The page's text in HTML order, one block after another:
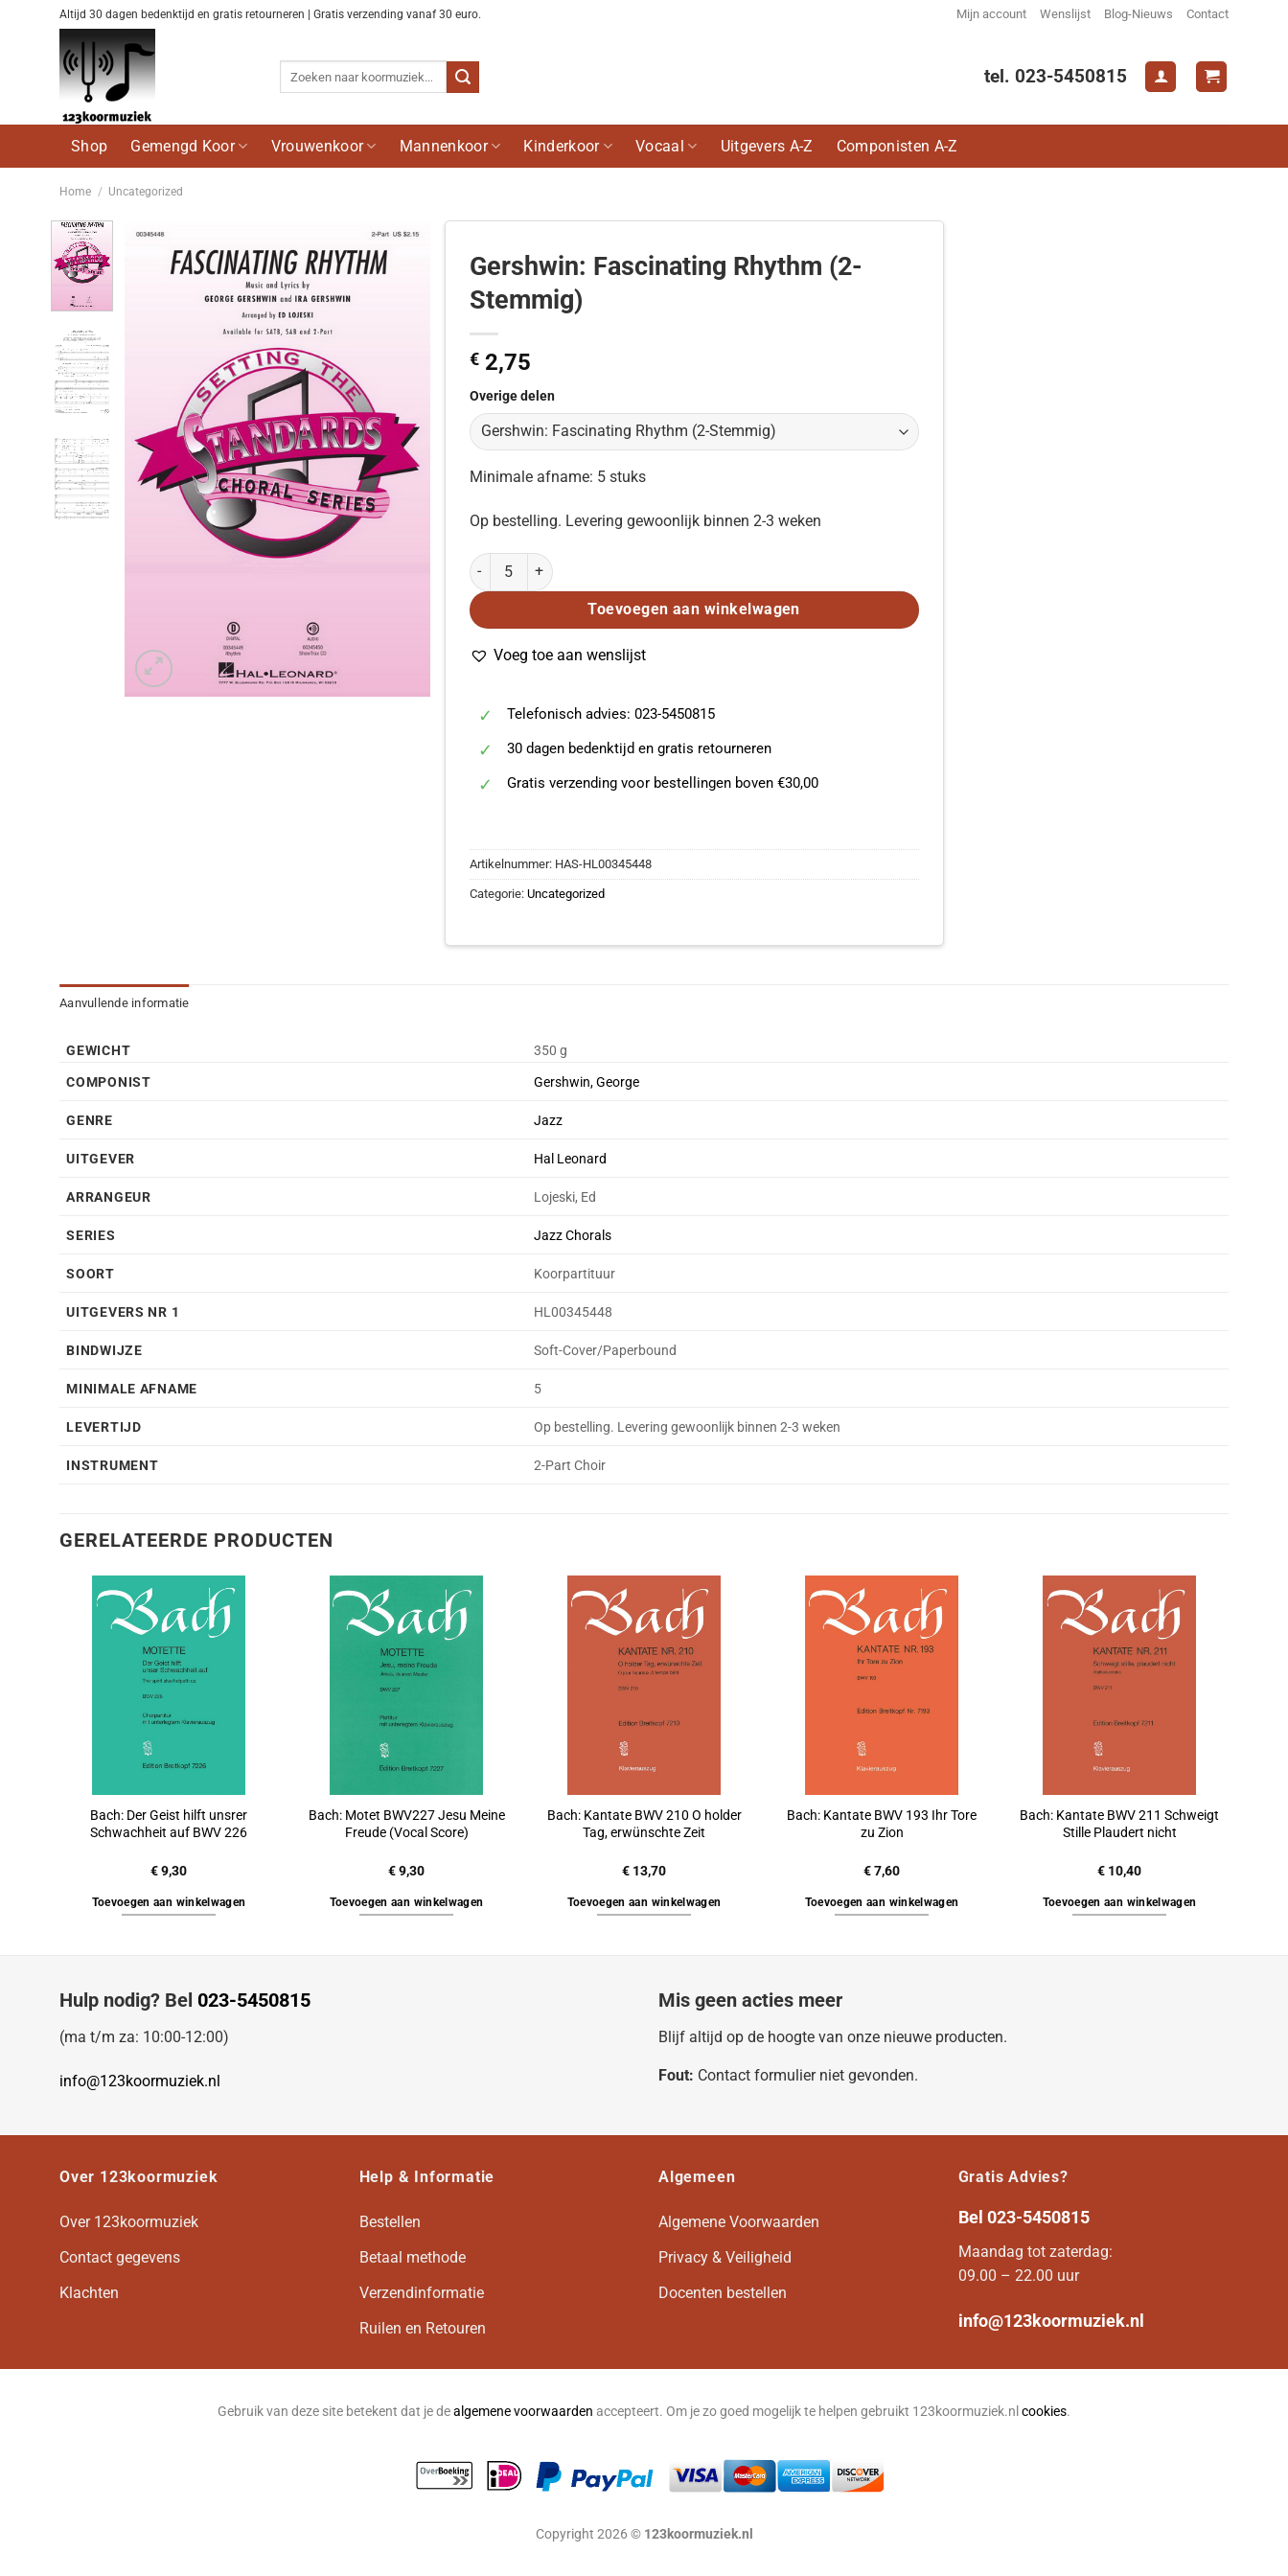
Altijd 30 dagen bedenktijd en gratis retourneren | Gratis verzending vanaf 30 euro. Mijn account Wenslijst Blog-Nieuws Contact
tel. 023-5450815
Shop Gemengd Koor Vrouwenkoor Mannenkoor Kinderkoor Vocaal Uitgevers A-Z Componisten A-Z
Home / Uncategorized
Gershwin: Fascinating Rhythm (2-
Stemmig)
€2,75
Overige delen
Minimale afname: 5 stuks
Op bestelling. Levering gewoonlijk binnen 2-3 weken
Gershwin: Fascinating Rhythm (2-Stemmig) aantal
Toevoegen aan winkelwagen
Voeg toe aan wenslijst
Telefonisch advies: 023-5450815
30 dagen bedenktijd en gratis retourneren
Gratis verzending voor bestellingen boven €30,00
Artikelnummer: HAS-HL00345448
Categorie: Uncategorized
Aanvullende informatie
GEWICHT
350 g
COMPONIST
Gershwin, George
GENRE Jazz
UITGEVER Hal Leonard
ARRANGEUR Lojeski, Ed
SERIES Jazz Chorals
SOORT Koorpartituur
UITGEVERS NR 1 HL00345448
BINDWIJZE Soft-Cover/Paperbound
MINIMALE AFNAME 5
LEVERTIJD Op bestelling. Levering gewoonlijk binnen 2-3 weken
INSTRUMENT 2-Part Choir
GERELATEERDE PRODUCTEN
Bach: Der Geist hilft unsrer
Schwachheit auf BWV 226
€9,30
Toevoegen aan winkelwagen
Bach: Motet BWV227 Jesu Meine
Freude (Vocal Score)
€9,30
Toevoegen aan winkelwagen
Bach: Kantate BWV 210 O holder
Tag, erwünschte Zeit
€ 13,70
Toevoegen aan winkelwagen
Bach: Kantate BWV 193 Ihr Tore
zu Zion
€7,60
Toevoegen aan winkelwagen
Bach: Kantate BWV 211 Schweigt
Stille Plaudert nicht
€ 10,40
Toevoegen aan winkelwagen
Hulp nodig? Bel 023-5450815
(ma t/m za: 10:00-12:00)
info@123koormuziek.nl
Mis geen acties meer
Blijf altijd op de hoogte van onze nieuwe producten.
Fout: Contact formulier niet gevonden.
Over 123koormuziek
Over 123koormuziek
Contact gegevens
Klachten
Help & Informatie
Bestellen
Betaal methode
Verzendinformatie
Ruilen en Retouren
Algemeen
Algemene Voorwaarden
Privacy & Veiligheid
Docenten bestellen
Gratis Advies?
Bel 023-5450815
Maandag tot zaterdag:
09.00 – 22.00 uur
info@123koormuziek.nl
Gebruik van deze site betekent dat je dealgemene voorwaarden accepteert. Om je zo goed mogelijk te helpen gebruikt 123koormuziek.nlcookies.
Copyright 2026 © 123koormuziek.nl